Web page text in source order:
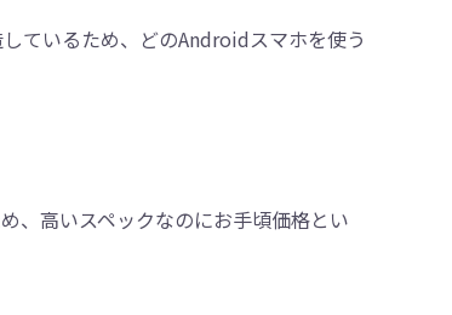
ているため、どのAndroidスマホを使う
、高いスペックなのにお手頃価格とい